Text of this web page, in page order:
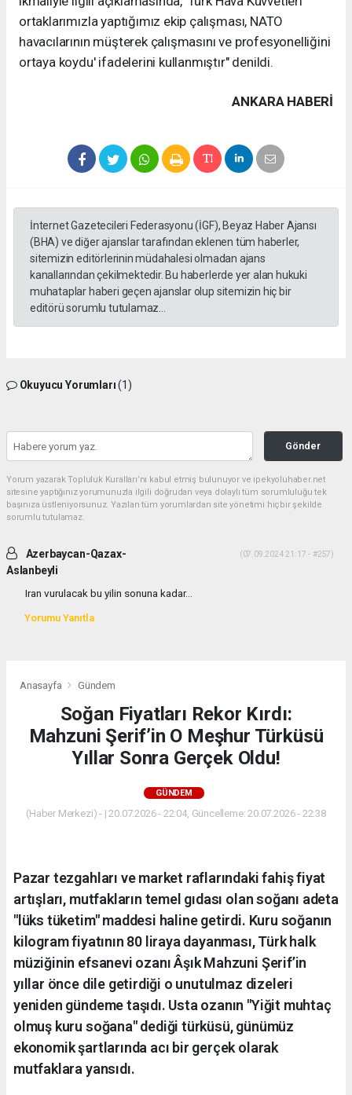
ortaklarımızla yaptığımız ekip çalışması, NATO
havacılarının müşterek çalışmasını ve profesyonelliğini
ortaya koydu' ifadelerini kullanmıştır" denildi.
ANKARA HABERİ
İnternet Gazetecileri Federasyonu (İGF), Beyaz Haber Ajansı
(BHA) ve diğer ajanslar tarafından eklenen tüm haberler,
sitemizin editörlerinin müdahalesi olmadan ajans
kanallarından çekilmektedir. Bu haberlerde yer alan hukuki
muhataplar haberi geçen ajanslar olup sitemizin hiç bir
editörü sorumlu tutulamaz...
Okuyucu Yorumları(1)
Gönder
Yorum yazarak Topluluk Kuralları’nı kabul etmiş bulunuyor ve ipekyoluhaber.net
sitesine yaptığınız yorumunuzla ilgili doğrudan veya dolaylı tüm sorumluluğu tek
başınıza üstleniyorsunuz. Yazılan tüm yorumlardan site yönetimi hiçbir şekilde
sorumlu tutulamaz.
Azerbaycan-Qazax-
Aslanbeyli
(07.09.2024 21:17 - #257)
Iran vurulacak bu yilin sonuna kadar...
Yorumu Yanıtla
Anasayfa Gündem
Soğan Fiyatları Rekor Kırdı:
Mahzuni Şerif’in O Meşhur Türküsü
Yıllar Sonra Gerçek Oldu!
GÜNDEM
(Haber Merkezi) - | 20.07.2026 - 22:04, Güncelleme: 20.07.2026 - 22:38
Pazar tezgahları ve market raflarındaki fahiş fiyat
artışları, mutfakların temel gıdası olan soğanı adeta
"lüks tüketim" maddesi haline getirdi. Kuru soğanın
kilogram fiyatının 80 liraya dayanması, Türk halk
müziğinin efsanevi ozanı Âşık Mahzuni Şerif’in
yıllar önce dile getirdiği o unutulmaz dizeleri
yeniden gündeme taşıdı. Usta ozanın "Yiğit muhtaç
olmuş kuru soğana" dediği türküsü, günümüz
ekonomik şartlarında acı bir gerçek olarak
mutfaklara yansıdı.